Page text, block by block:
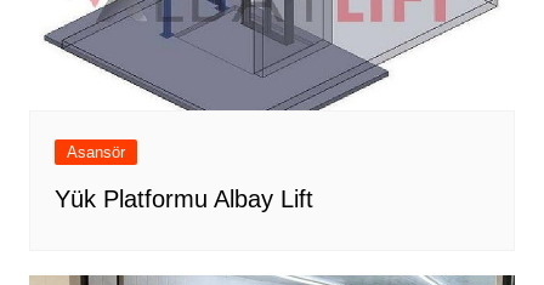
Asansör
Yük Platformu Albay Lift